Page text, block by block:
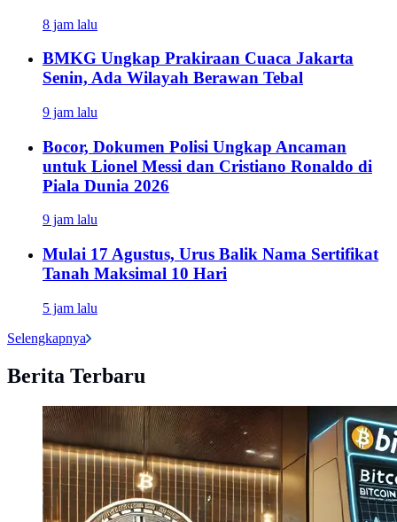
8 jam lalu
BMKG Ungkap Prakiraan Cuaca Jakarta
Senin, Ada Wilayah Berawan Tebal
9 jam lalu
Bocor, Dokumen Polisi Ungkap Ancaman
untuk Lionel Messi dan Cristiano Ronaldo di
Piala Dunia 2026
9 jam lalu
Mulai 17 Agustus, Urus Balik Nama Sertifikat
Tanah Maksimal 10 Hari
5 jam lalu
Selengkapnya
Berita Terbaru